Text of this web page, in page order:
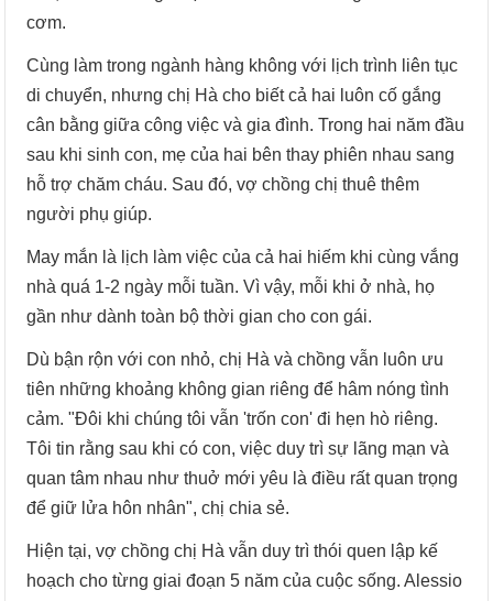
cơm.
Cùng làm trong ngành hàng không với lịch trình liên tục
di chuyển, nhưng chị Hà cho biết cả hai luôn cố gắng
cân bằng giữa công việc và gia đình. Trong hai năm đầu
sau khi sinh con, mẹ của hai bên thay phiên nhau sang
hỗ trợ chăm cháu. Sau đó, vợ chồng chị thuê thêm
người phụ giúp.
May mắn là lịch làm việc của cả hai hiếm khi cùng vắng
nhà quá 1-2 ngày mỗi tuần. Vì vậy, mỗi khi ở nhà, họ
gần như dành toàn bộ thời gian cho con gái.
Dù bận rộn với con nhỏ, chị Hà và chồng vẫn luôn ưu
tiên những khoảng không gian riêng để hâm nóng tình
cảm. "Đôi khi chúng tôi vẫn 'trốn con' đi hẹn hò riêng.
Tôi tin rằng sau khi có con, việc duy trì sự lãng mạn và
quan tâm nhau như thuở mới yêu là điều rất quan trọng
để giữ lửa hôn nhân", chị chia sẻ.
Hiện tại, vợ chồng chị Hà vẫn duy trì thói quen lập kế
hoạch cho từng giai đoạn 5 năm của cuộc sống. Alessio